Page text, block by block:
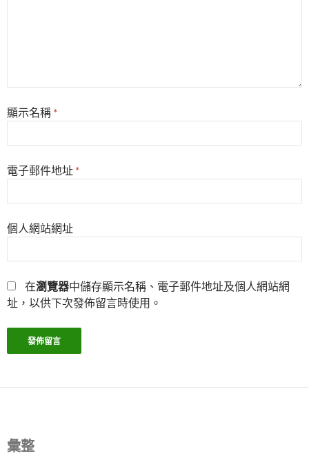
顯示名稱 *
電子郵件地址 *
個人網站網址
在瀏覽器中儲存顯示名稱、電子郵件地址及個人網站網
址，以供下次發佈留言時使用。
彙整